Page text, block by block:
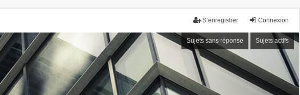
Connexion
S’enregistrer
Sujets sans réponse Sujets actifs